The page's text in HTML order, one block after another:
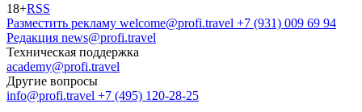
18+RSS
Разместить рекламу welcome@profi.travel +7 (931) 009 69 94
Редакция news@profi.travel
Техническая поддержка
academy@profi.travel
Другие вопросы
info@profi.travel +7 (495) 120-28-25